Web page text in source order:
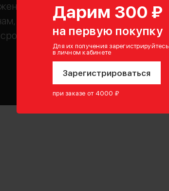
Дарим 300 ₽
на первую покупку
Для их получения зарегистрируйтесь
в личном кабинете
Зарегистрироваться
при заказе от 4000 ₽
и блики, а также
воде и маслу, что
службы